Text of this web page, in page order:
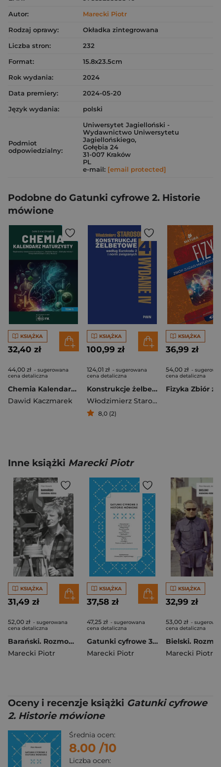
Autor:
Marecki Piotr
Rodzaj oprawy:
Okładka zintegrowana
Liczba stron:
232
Format:
15.8x23.5cm
Rok wydania:
2024
Data premiery:
2024-05-20
Język wydania:
polski
Podmiot
odpowiedzialny:
Uniwersytet Jagielloński -
Wydawnictwo Uniwersytetu
Jagiellońskiego,
Gołębia 24
31-007 Kraków
PL
e-mail: [email protected]
Podobne do Gatunki cyfrowe 2. Historie
mówione
KSIĄŻKA
32,40 zł
44,00 zł - sugerowana
cena detaliczna
Chemia Kalendarz Maturzysty Tom 5
Dawid Kaczmarek
KSIĄŻKA
100,99 zł
124,01 zł - sugerowana
cena detaliczna
Konstrukcje żelbetowe według Eurokodu 2 i norm związanych. Tom 4
Włodzimierz Starosolski
8,0 (2)
KSIĄŻKA
36,99 zł
54,00 zł -
cena detaliczna
Inne książki Marecki Piotr
KSIĄŻKA
31,49 zł
52,00 zł - sugerowana
cena detaliczna
Barański. Rozmowa-rzeka
Marecki Piotr
KSIĄŻKA
37,58 zł
47,25 zł - sugerowana
cena detaliczna
Gatunki cyfrowe 3. Historie mówione
Marecki Piotr
KSIĄŻKA
32,99 zł
53,00 zł -
cena detaliczna
Marecki Piotr
Oceny i recenzje książki Gatunki cyfrowe
2. Historie mówione
Średnia ocen:
8.00 /10
Liczba ocen: